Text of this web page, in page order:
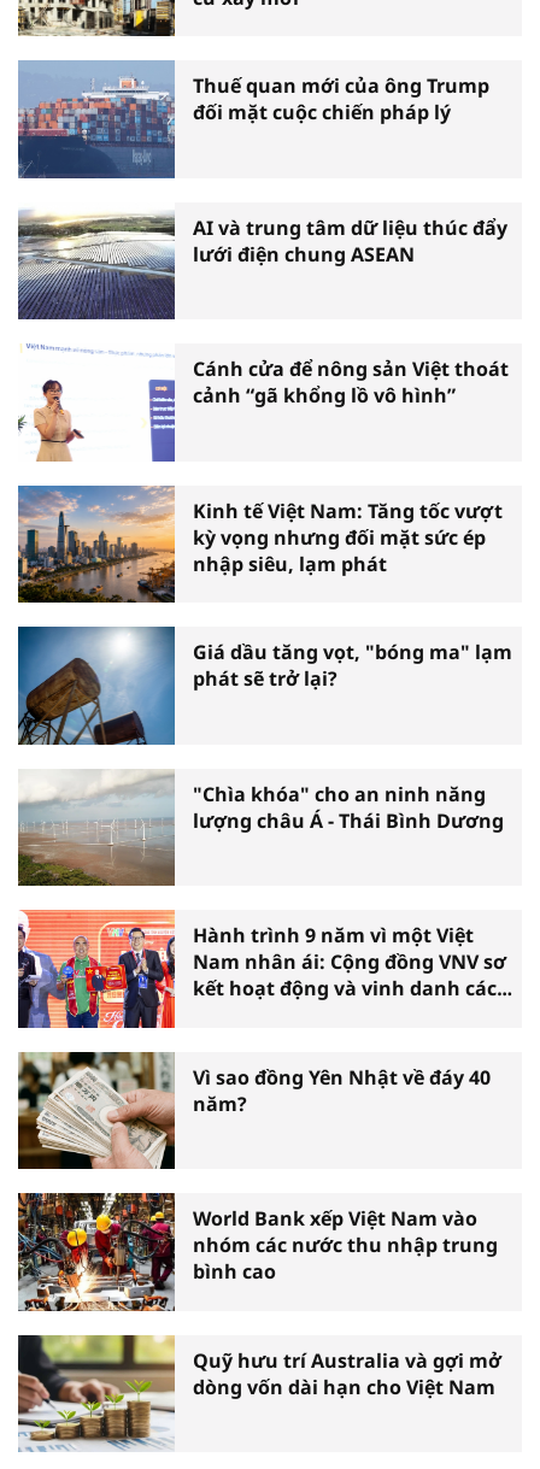
Thuế quan mới của ông Trump
đối mặt cuộc chiến pháp lý
AI và trung tâm dữ liệu thúc đẩy
lưới điện chung ASEAN
Cánh cửa để nông sản Việt thoát
cảnh “gã khổng lồ vô hình”
Kinh tế Việt Nam: Tăng tốc vượt
kỳ vọng nhưng đối mặt sức ép
nhập siêu, lạm phát
Giá dầu tăng vọt, "bóng ma" lạm
phát sẽ trở lại?
"Chìa khóa" cho an ninh năng
lượng châu Á - Thái Bình Dương
Hành trình 9 năm vì một Việt
Nam nhân ái: Cộng đồng VNV sơ
kết hoạt động và vinh danh các
Vì sao đồng Yên Nhật về đáy 40
năm?
World Bank xếp Việt Nam vào
nhóm các nước thu nhập trung
bình cao
Quỹ hưu trí Australia và gợi mở
dòng vốn dài hạn cho Việt Nam